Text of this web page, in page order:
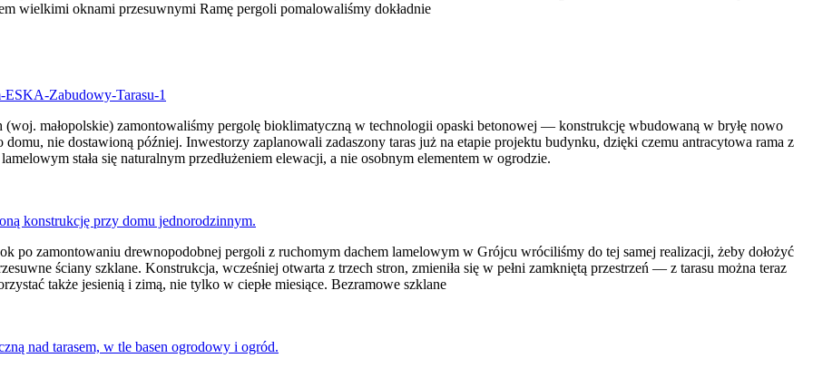
wielkimi oknami przesuwnymi Ramę pergoli pomalowaliśmy dokładnie
(woj. małopolskie) zamontowaliśmy pergolę bioklimatyczną w technologii opaski betonowej — konstrukcję wbudowaną w bryłę nowo
domu, nie dostawioną później. Inwestorzy zaplanowali zadaszony taras już na etapie projektu budynku, dzięki czemu antracytowa rama z
stała się naturalnym przedłużeniem elewacji, a nie osobnym elementem w ogrodzie.
po zamontowaniu drewnopodobnej pergoli z ruchomym dachem lamelowym w Grójcu wróciliśmy do tej samej realizacji, żeby dołożyć
ściany szklane. Konstrukcja, wcześniej otwarta z trzech stron, zmieniła się w pełni zamkniętą przestrzeń — z tarasu można teraz
także jesienią i zimą, nie tylko w ciepłe miesiące. Bezramowe szklane